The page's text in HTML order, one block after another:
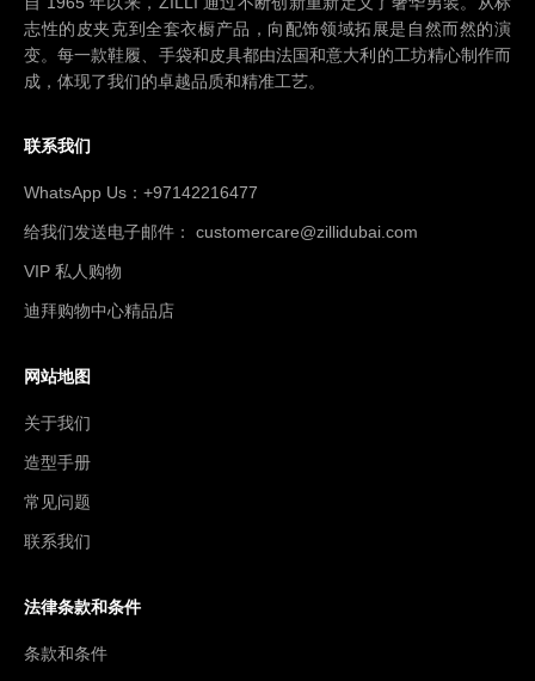
志性的皮夹克到全套衣橱产品，向配饰领域拓展是自然而然的演
变。每一款鞋履、手袋和皮具都由法国和意大利的工坊精心制作而
成，体现了我们的卓越品质和精准工艺。
联系我们
WhatsApp Us：+97142216477
给我们发送电子邮件： customercare@zillidubai.com
VIP 私人购物
迪拜购物中心精品店
网站地图
关于我们
造型手册
常见问题
联系我们
法律条款和条件
条款和条件